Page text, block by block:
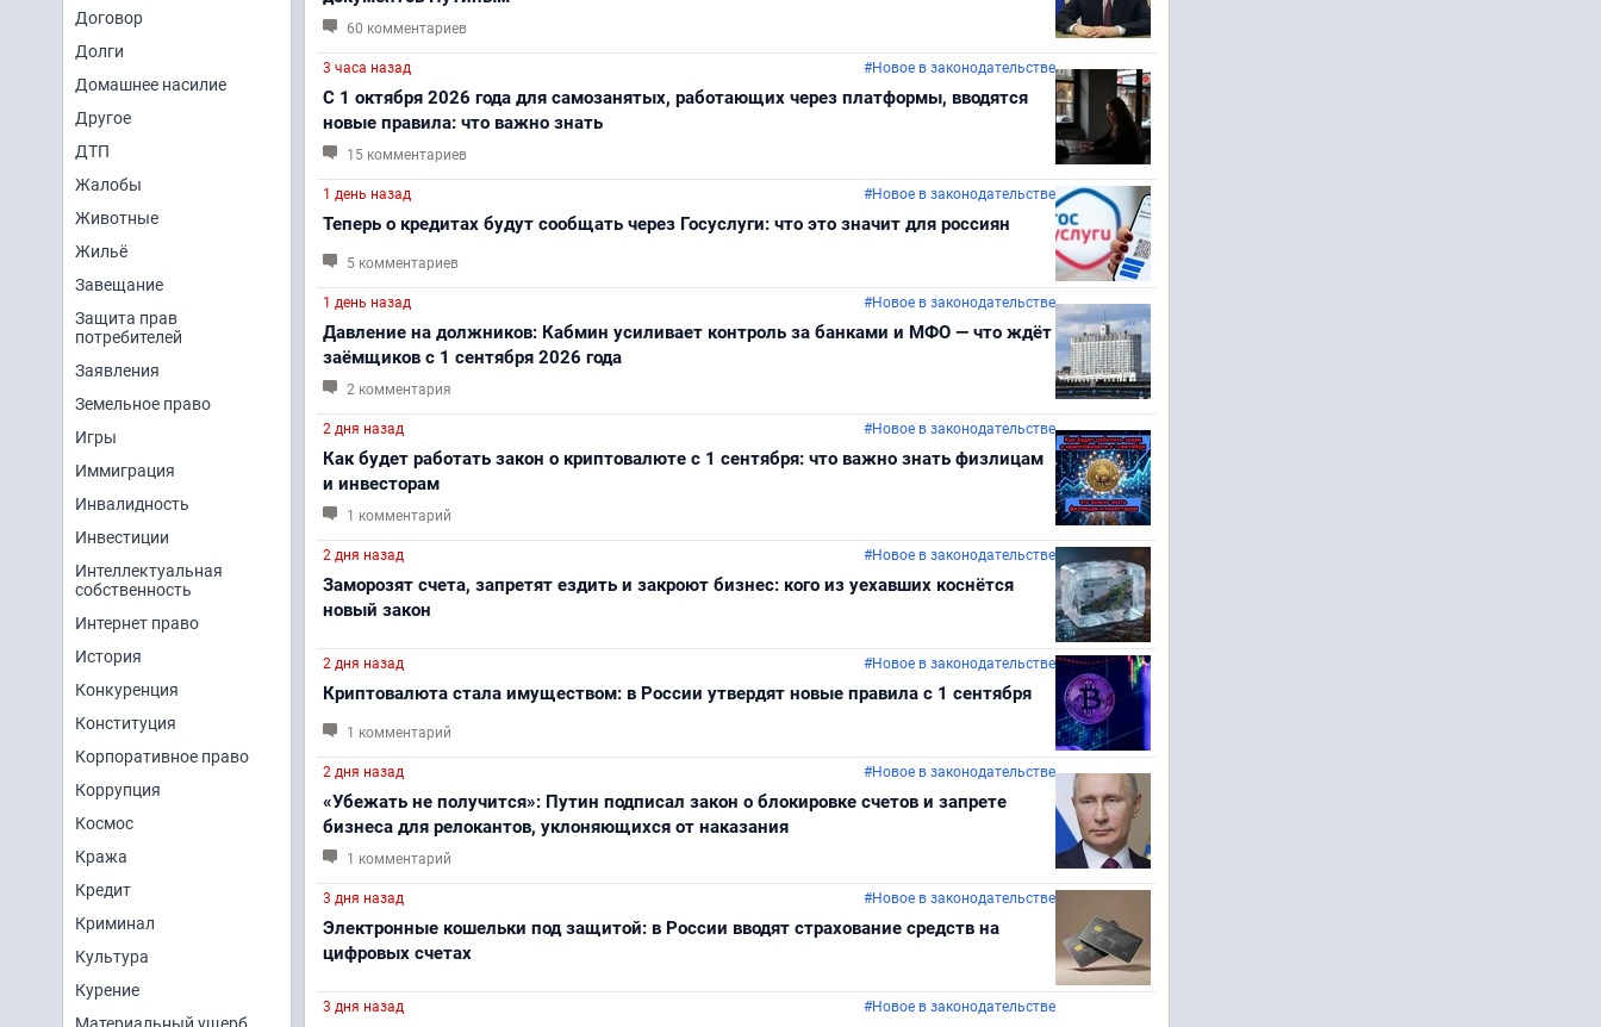
Договор
Долги
Домашнее насилие
Другое
ДТП
Жалобы
Животные
Жильё
Завещание
Защита прав
потребителей
Заявления
Земельное право
Игры
Иммиграция
Инвалидность
Инвестиции
Интеллектуальная
собственность
Интернет право
История
Конкуренция
Конституция
Корпоративное право
Коррупция
Космос
Кража
Кредит
Криминал
Культура
Курение
60 комментариев
3 часа назад #Новое в законодательстве
С 1 октября 2026 года для самозанятых, работающих через платформы, вводятся
новые правила: что важно знать
15 комментариев
1 день назад #Новое в законодательстве
Теперь о кредитах будут сообщать через Госуслуги: что это значит для россиян
5 комментариев
1 день назад #Новое в законодательстве
Давление на должников: Кабмин усиливает контроль за банками и МФО — что ждёт
заёмщиков с 1 сентября 2026 года
2 комментария
2 дня назад #Новое в законодательстве
Как будет работать закон о криптовалюте с 1 сентября: что важно знать физлицам
и инвесторам
1 комментарий
2 дня назад #Новое в законодательстве
Заморозят счета, запретят ездить и закроют бизнес: кого из уехавших коснётся
новый закон
2 дня назад #Новое в законодательстве
Криптовалюта стала имуществом: в России утвердят новые правила с 1 сентября
1 комментарий
2 дня назад #Новое в законодательстве
«Убежать не получится»: Путин подписал закон о блокировке счетов и запрете
бизнеса для релокантов, уклоняющихся от наказания
1 комментарий
3 дня назад #Новое в законодательстве
Электронные кошельки под защитой: в России вводят страхование средств на
цифровых счетах
3 дня назад #Новое в законодательстве